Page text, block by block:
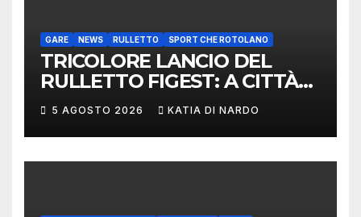
GARE NEWS RULLETTO SPORT CHE ROTOLANO
TRICOLORE LANCIO DEL
RULLETTO FIGEST: A CITTÀ
DI CASTELLO VINCONO
MARCHIGIANI ED UMBRI
5 AGOSTO 2026 KATIA DI NARDO